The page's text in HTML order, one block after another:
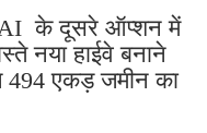
के दूसरे ऑप्शन में
नया हाईवे बनाने
494 एकड़ जमीन का